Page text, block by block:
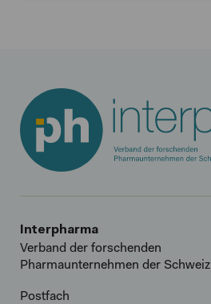
Interpharma
Verband der forschenden
Pharmaunternehmen der Schweiz
Postfach